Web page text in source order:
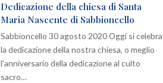
Dedicazione della chiesa di Santa
Maria Nascente di Sabbioncello
Sabbioncello 30 agosto 2020 Oggi si celebra
la dedicazione della nostra chiesa, o meglio
l'anniversario della dedicazione al culto
sacro…